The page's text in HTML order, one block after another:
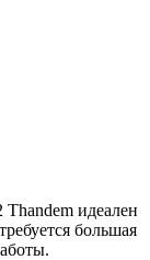
идеален
большая